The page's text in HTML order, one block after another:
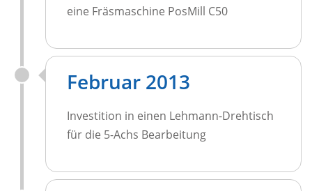
eine Fräsmaschine PosMill C50
Februar 2013
Investition in einen Lehmann-Drehtisch
für die 5-Achs Bearbeitung